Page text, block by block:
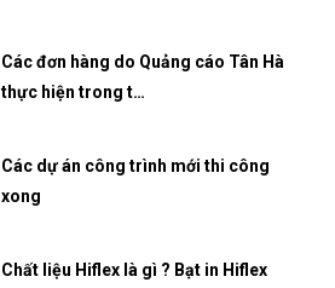
Các đơn hàng do Quảng cáo Tân Hà
thực hiện trong t…
Các dự án công trình mới thi công
xong
Chất liệu Hiflex là gì ? Bạt in Hiflex